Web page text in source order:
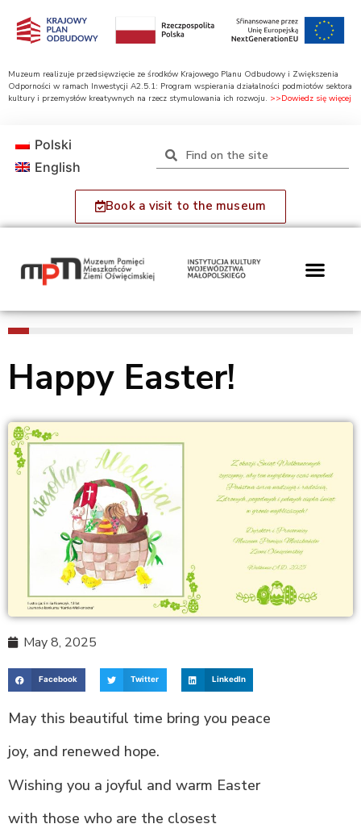
Muzeum realizuje przedsięwzięcie ze środków Krajowego Planu Odbudowy i Zwiększenia
Odporności w ramach Inwestycji A2.5.1: Program wspierania działalności podmiotów sektora
kultury i przemysłów kreatywnych na rzecz stymulowania ich rozwoju. >>Dowiedz się więcej
Book a visit to the museum
Polski
English
Happy Easter!
May 8, 2025
Facebook Twitter LinkedIn
May this beautiful time bring you peace
joy, and renewed hope.
Wishing you a joyful and warm Easter
with those who are the closest